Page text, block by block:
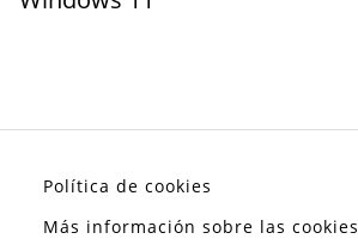
Política de cookies
Más información sobre las cookies